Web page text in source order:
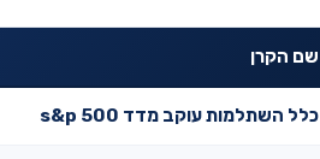
שם הקרן
כלל השתלמות עוקב מדד s&p 500